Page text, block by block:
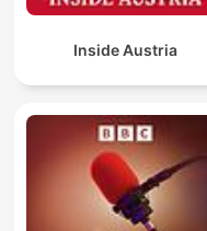
Inside Austria